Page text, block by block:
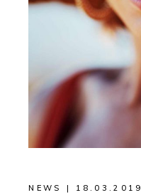
NEWS 18.03.2019